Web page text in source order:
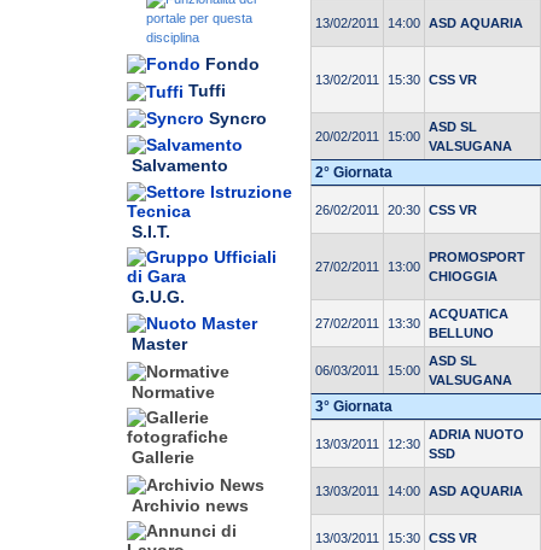
Fondo
Tuffi
Syncro
Salvamento
S.I.T.
G.U.G.
Master
Normative
Gallerie
Archivio news
13/02/2011 14:00 ASD AQUARIA
13/02/2011 15:30 CSS VR
20/02/2011 15:00
ASD SL
VALSUGANA
2° Giornata
26/02/2011 20:30 CSS VR
27/02/2011 13:00
PROMOSPORT
CHIOGGIA
27/02/2011 13:30
ACQUATICA
BELLUNO
06/03/2011 15:00
ASD SL
VALSUGANA
3° Giornata
13/03/2011 12:30
ADRIA NUOTO
SSD
13/03/2011 14:00 ASD AQUARIA
13/03/2011 15:30 CSS VR